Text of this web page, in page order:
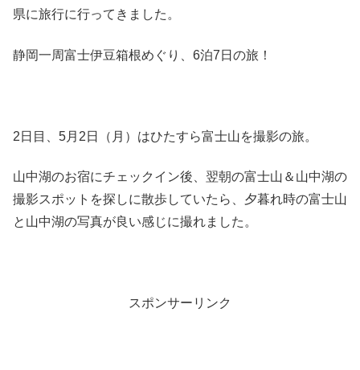
県に旅行に行ってきました。
静岡一周富士伊豆箱根めぐり、6泊7日の旅！
2日目、5月2日（月）はひたすら富士山を撮影の旅。
山中湖のお宿にチェックイン後、翌朝の富士山＆山中湖の
撮影スポットを探しに散歩していたら、夕暮れ時の富士山
と山中湖の写真が良い感じに撮れました。
スポンサーリンク